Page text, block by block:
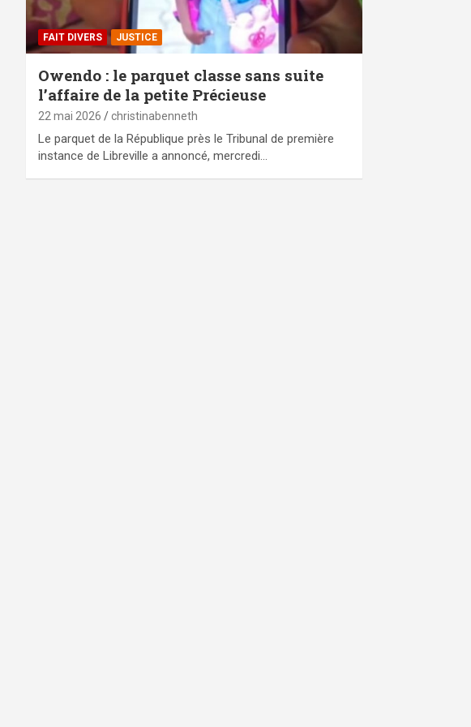
FAIT DIVERS JUSTICE
Owendo : le parquet classe sans suite
l’affaire de la petite Précieuse
22 mai 2026 christinabenneth
Le parquet de la République près le Tribunal de première
instance de Libreville a annoncé, mercredi…